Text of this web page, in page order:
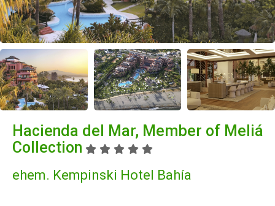
Hacienda del Mar, Member of Meliá
Collection
ehem. Kempinski Hotel Bahía